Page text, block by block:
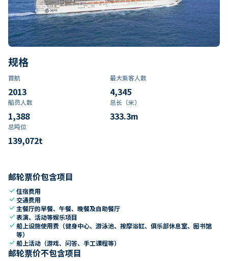
规格
首航
2013
最大乘客人数
4,345
船员人数
1,388
总长（米）
333.3m
总吨位
139,072t
邮轮票价包含项目
check住宿费用
check 交通费用
check 主餐厅的早餐、午餐、晚餐及自助餐厅
check表演、活动等娱乐项目
check船上设施使用费（健身中心、游泳池、按摩浴缸、俱乐部休息室、图书馆
等）
check船上活动（游戏、问答、手工课程等）
邮轮票价不包含项目